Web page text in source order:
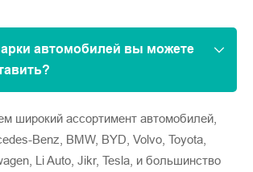
автомобилей вы можете
широкий ассортимент автомобилей,
Benz, BMW, BYD, Volvo, Toyota,
Li Auto, Jikr, Tesla, и большинство